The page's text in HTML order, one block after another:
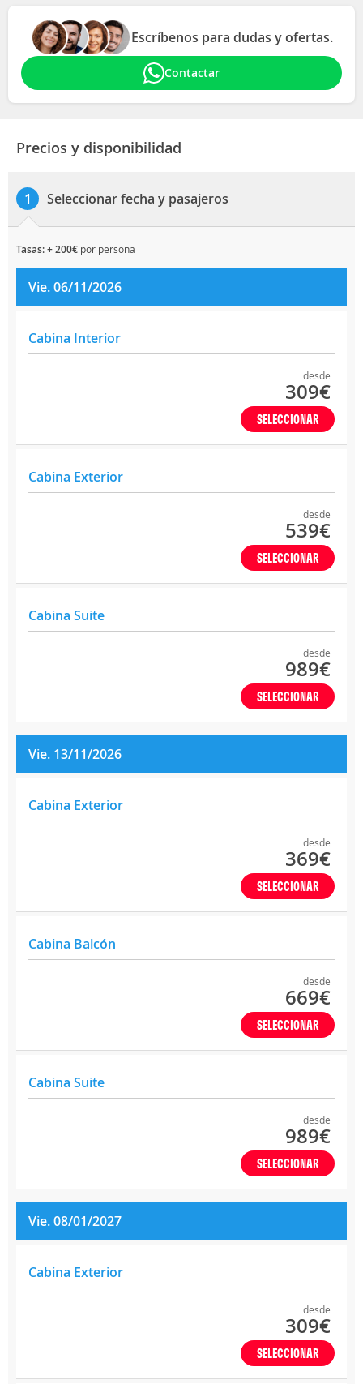
Escríbenos para dudas y ofertas.
Contactar
Precios y disponibilidad
1 Seleccionar fecha y pasajeros
tasas: + 200€ por persona
Vie. 06/11/2026
Cabina Interior
desde
309€
SELECCIONAR
Cabina Exterior
desde
539€
SELECCIONAR
Cabina Suite
desde
989€
SELECCIONAR
Vie. 13/11/2026
Cabina Exterior
desde
369€
SELECCIONAR
Cabina Balcón
desde
669€
SELECCIONAR
Cabina Suite
desde
989€
SELECCIONAR
Vie. 08/01/2027
Cabina Exterior
desde
309€
SELECCIONAR